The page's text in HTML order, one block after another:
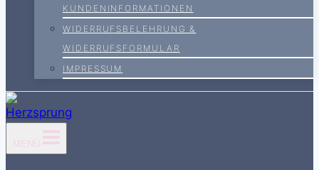
KUNDENINFORMATIONEN
WIDERRUFSBELEHRUNG &
WIDERRUFSFORMULAR
IMPRESSUM
MENÜ